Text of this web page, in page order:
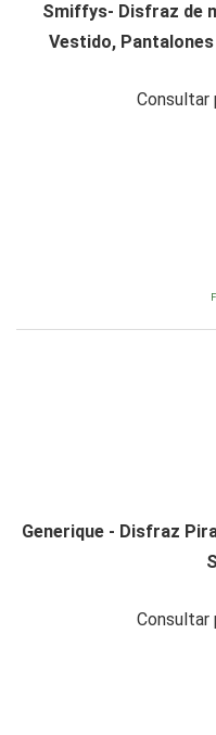
Smiffys- Disfraz de
Vestido,
Consultar
Generique - Disfraz
Consultar